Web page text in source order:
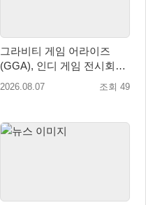
그라비티 게임 어라이즈
(GGA), 인디 게임 전시회
‘도쿄 게임 던전 13’ 참가!
2026.08.07 조회 49